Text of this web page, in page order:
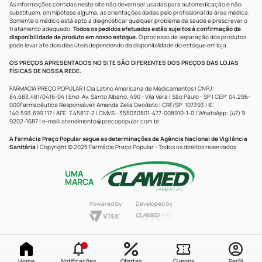
As informações contidas neste site não devem ser usadas para automedicação e não
substituem, em hipótese alguma, as orientações dadas pelo profissional da área médica.
Somente o médico está apto a diagnosticar qualquer problema de saúde e prescrever o
tratamento adequado. Todos os pedidos efetuados estão sujeitos à confirmação da
disponibilidade de produto em nosso estoque.O processo de separação dos produtos
pode levar até dois dias úteis dependendo da disponibilidade do estoque em loja.
OS PREÇOS APRESENTADOS NO SITE SÃO DIFERENTES DOS PREÇOS DAS LOJAS
FÍSICAS DE NOSSA REDE.
FARMÁCIA PREÇO POPULAR | Cia Latino Americana de Medicamentos | CNPJ:
84.683.481/0416-04 | End: Av. Santo Albano, 490 - Vila Vera | São Paulo - SP | CEP: 04.296-
000Farmacêutica Responsável: Amanda Zelia Deodato | CRF/SP: 107393 | IE:
140.593.699.117 | AFE: 7.45817-2 | CMVS - 355030801-477-008910-1-0 | WhatsApp: (47) 9
9202-1687 | e-mail: atendimento@precopopular.com.br.
A Farmácia Preço Popular segue as determinações da Agência Nacional de Vigilância
Sanitária | Copyright © 2025 Farmácia Preço Popular - Todos os direitos reservados.
UMA
MARCA
Powered by Developed by